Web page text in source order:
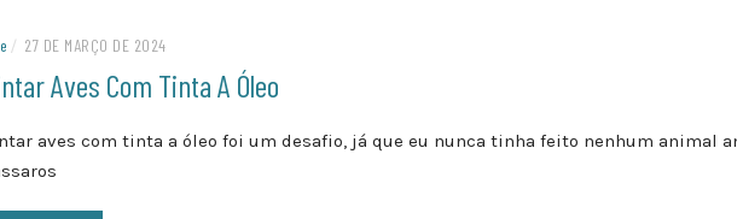
/ 27 DE MARÇO DE 2024
Aves Com Tinta A Óleo
aves com tinta a óleo foi um desafio, já que eu nunca tinha feito nenhum animal